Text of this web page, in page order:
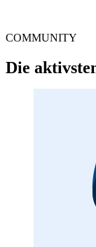
COMMUNITY
Die